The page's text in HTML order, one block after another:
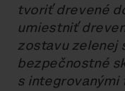
tvoriť drevené
umiestniť
zostavu zelenej
bezpečnostné
s